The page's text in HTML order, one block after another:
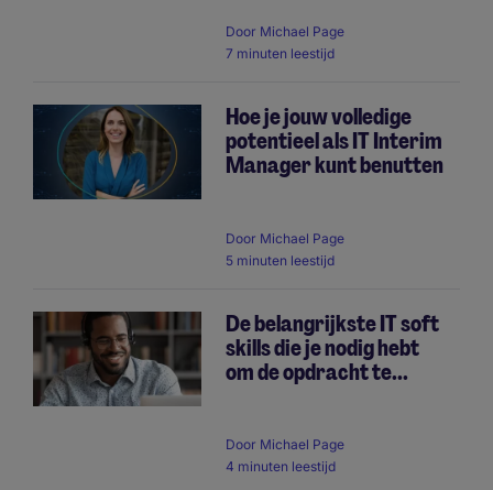
Door Michael Page
7 minuten leestijd
Hoe je jouw volledige
potentieel als IT Interim
Manager kunt benutten
Door Michael Page
5 minuten leestijd
De belangrijkste IT soft
skills die je nodig hebt
om de opdracht te...
Door Michael Page
4 minuten leestijd